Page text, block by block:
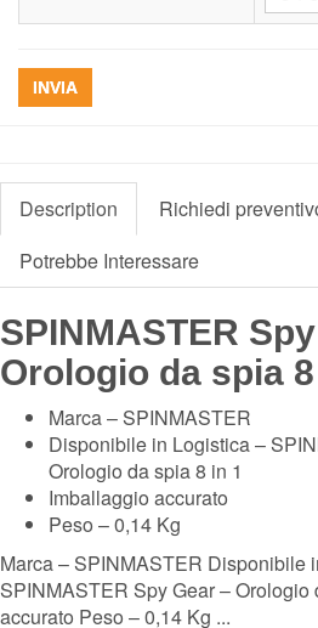
INVIA
Description Richiedi
Potrebbe Interessare
SPINMASTER
Orologio da spia
Marca – SPINMASTER
Disponibile in Logistica –
Orologio da spia 8 in 1
Imballaggio accurato
Peso – 0,14 Kg
Marca – SPINMASTER Disponibile
SPINMASTER Spy Gear –
accurato Peso – 0,14 Kg ...